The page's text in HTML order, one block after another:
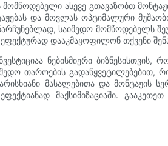
ასევე გთავაზობთ
და მოვლას ოპტიმალური
საიმედო მომწოდებელს
დააკმაყოფილონ თქვენი
ნებისმიერი
თაროების გადაწყვეტილებებით,
მასალებითა და მონტაჟის
მაქსიმიზაციაში.